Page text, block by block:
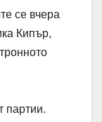
се вчера
Кипър,
партии.